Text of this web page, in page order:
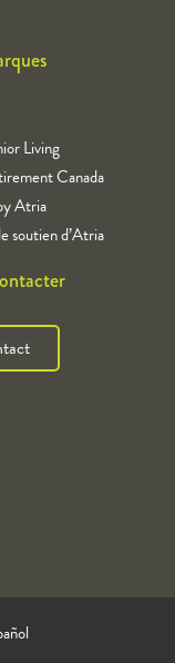
Living
Canada
Atria
soutien d’Atria